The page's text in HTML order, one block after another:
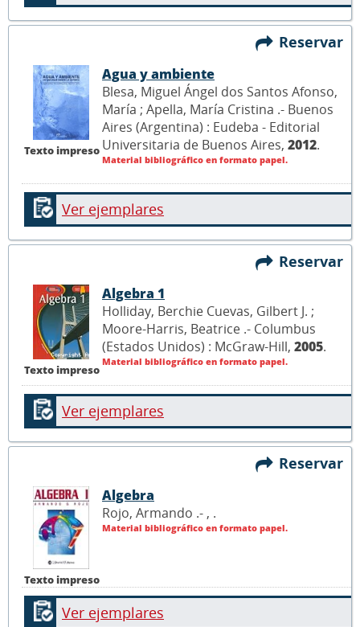
Reservar
Texto impreso
Agua y ambiente
Blesa, Miguel Ángel dos Santos Afonso,
María ; Apella, María Cristina .- Buenos
Aires (Argentina) : Eudeba - Editorial
Universitaria de Buenos Aires, 2012.
Material bibliográfico en formato papel.
Ver ejemplares
Reservar
Texto impreso
Algebra 1
Holliday, Berchie Cuevas, Gilbert J. ;
Moore-Harris, Beatrice .- Columbus
(Estados Unidos) : McGraw-Hill, 2005.
Material bibliográfico en formato papel.
Ver ejemplares
Reservar
Texto impreso
Algebra
Rojo, Armando .- , .
Material bibliográfico en formato papel.
Ver ejemplares